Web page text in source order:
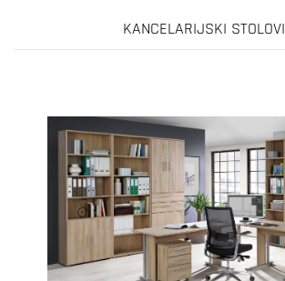
KANCELARIJSKI STOLOVI